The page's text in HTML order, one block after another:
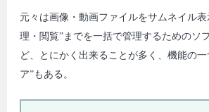
元々は画像・動画ファイルをサムネイル
理・閲覧”までを一括で管理するためのソ
ど、とにかく出来ることが多く、機能の
ア”もある。